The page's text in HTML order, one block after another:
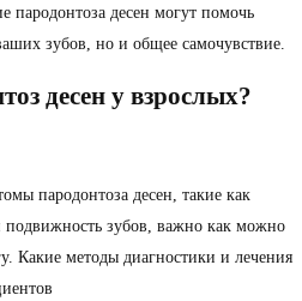
пародонтоза десен могут помочь
зубов, но и общее самочувствие.
десен у взрослых?
пародонтоза десен, такие как
подвижность зубов, важно как можно
Какие методы диагностики и лечения